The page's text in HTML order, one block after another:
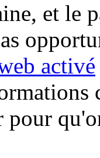
et le
activé
pour